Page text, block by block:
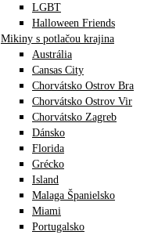
LGBT
Halloween Friends
Mikiny s potlačou krajina
Austrália
Cansas City
Chorvátsko Ostrov Bra
Chorvátsko Ostrov Vir
Chorvátsko Zagreb
Dánsko
Florida
Grécko
Island
Malaga Španielsko
Miami
Portugalsko